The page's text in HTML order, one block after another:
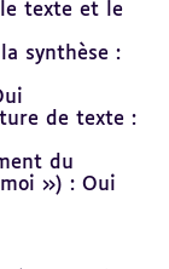
le texte et le
synthèse :
de texte :
du
») : Oui